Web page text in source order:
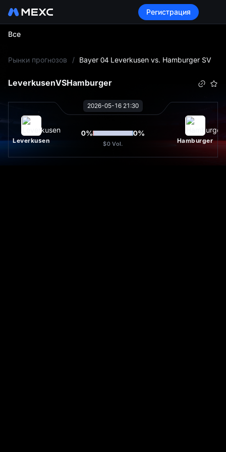
Регистрация
Все
Рынки прогнозов / Bayer 04 Leverkusen vs. Hamburger SV
LeverkusenVSHamburger
2026-05-16 21:30
Leverkusen
0% 0%
$0 Vol. Hamburger